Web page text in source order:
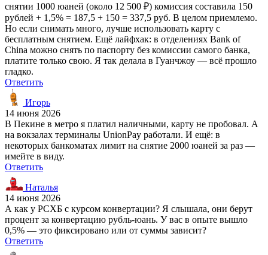
снятии 1000 юаней (около 12 500 ₽) комиссия составила 150
рублей + 1,5% = 187,5 + 150 = 337,5 руб. В целом приемлемо.
Но если снимать много, лучше использовать карту с
бесплатным снятием. Ещё лайфхак: в отделениях Bank of
China можно снять по паспорту без комиссии самого банка,
платите только свою. Я так делала в Гуанчжоу — всё прошло
гладко.
Ответить
Игорь
14 июня 2026
В Пекине в метро я платил наличными, карту не пробовал. А
на вокзалах терминалы UnionPay работали. И ещё: в
некоторых банкоматах лимит на снятие 2000 юаней за раз —
имейте в виду.
Ответить
Наталья
14 июня 2026
А как у РСХБ с курсом конвертации? Я слышала, они берут
процент за конвертацию рубль-юань. У вас в опыте вышло
0,5% — это фиксировано или от суммы зависит?
Ответить